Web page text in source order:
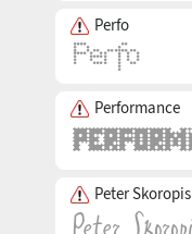
Perfo
Performance
Peter Skoropis